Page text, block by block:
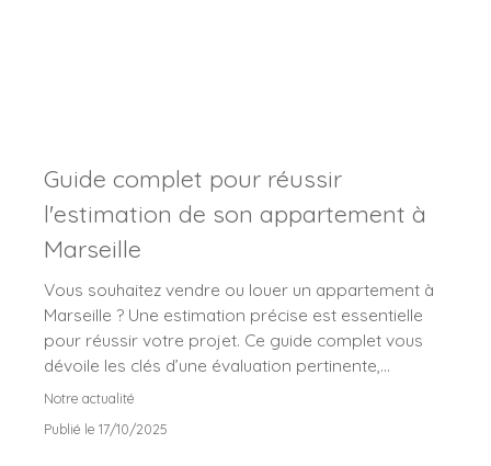
Guide complet pour réussir
l'estimation de son appartement à
Marseille
Vous souhaitez vendre ou louer un appartement à
Marseille ? Une estimation précise est essentielle
pour réussir votre projet. Ce guide complet vous
dévoile les clés d’une évaluation pertinente,
adaptée au marché immobilier marseillais. Faites
accompagner avec rigueur et réactivité.
Notre actualité
Publié le 17/10/2025